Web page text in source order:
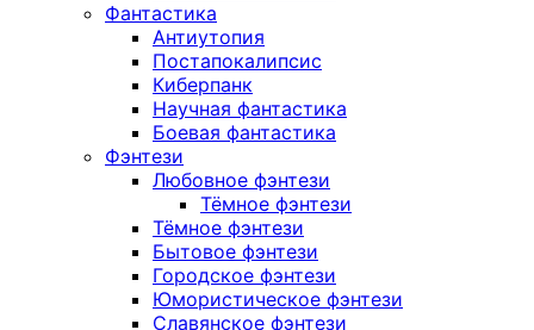
Фантастика
Антиутопия
Постапокалипсис
Киберпанк
Научная фантастика
Боевая фантастика
Фэнтези
Любовное фэнтези
Тёмное фэнтези
Тёмное фэнтези
Бытовое фэнтези
Городское фэнтези
Юмористическое фэнтези
Славянское фэнтези